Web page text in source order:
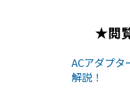
★閲
ACアダプ
解説！